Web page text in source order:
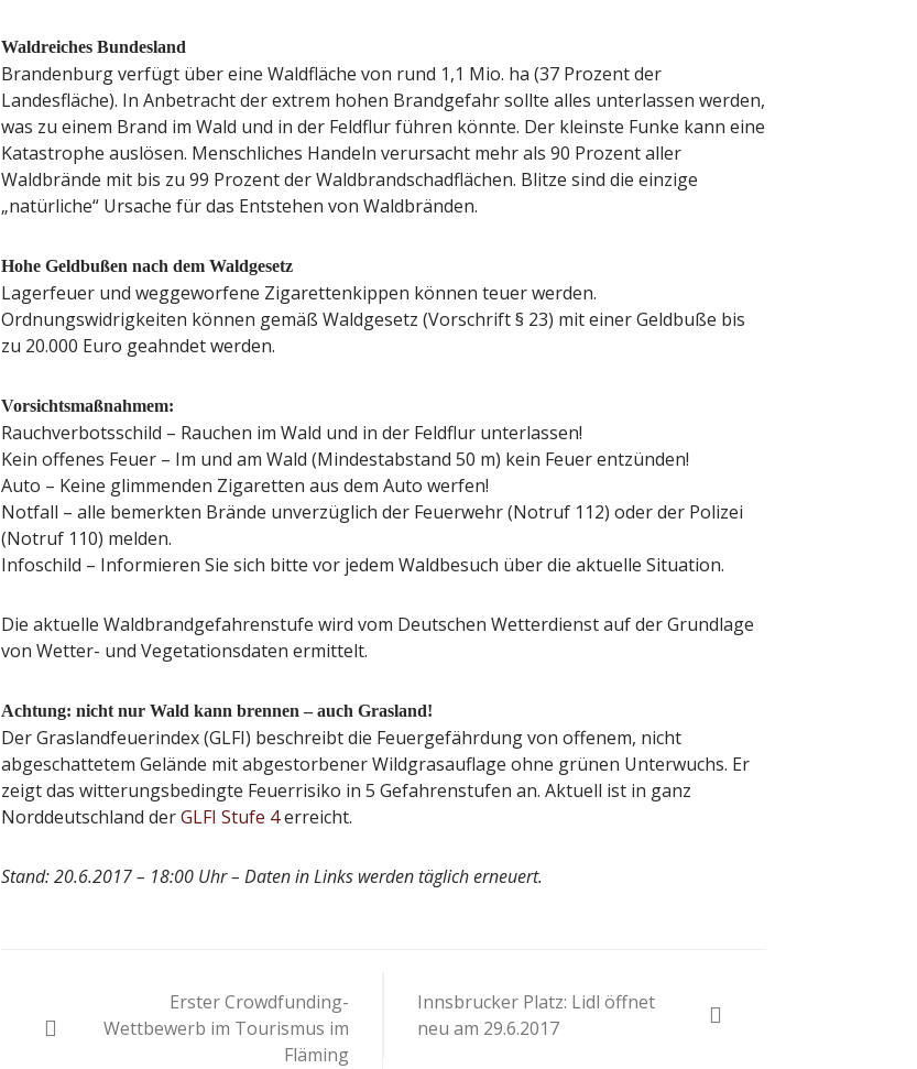
Waldreiches Bundesland
Brandenburg verfügt über eine Waldfläche von rund 1,1 Mio. ha (37 Prozent der
Landesfläche). In Anbetracht der extrem hohen Brandgefahr sollte alles unterlassen werden,
was zu einem Brand im Wald und in der Feldflur führen könnte. Der kleinste Funke kann eine
Katastrophe auslösen. Menschliches Handeln verursacht mehr als 90 Prozent aller
Waldbrände mit bis zu 99 Prozent der Waldbrandschadflächen. Blitze sind die einzige
„natürliche“ Ursache für das Entstehen von Waldbränden.
Hohe Geldbußen nach dem Waldgesetz
Lagerfeuer und weggeworfene Zigarettenkippen können teuer werden.
Ordnungswidrigkeiten können gemäß Waldgesetz (Vorschrift § 23) mit einer Geldbuße bis
zu 20.000 Euro geahndet werden.
Vorsichtsmaßnahmem:
Rauchverbotsschild – Rauchen im Wald und in der Feldflur unterlassen!
Kein offenes Feuer – Im und am Wald (Mindestabstand 50 m) kein Feuer entzünden!
Auto – Keine glimmenden Zigaretten aus dem Auto werfen!
Notfall – alle bemerkten Brände unverzüglich der Feuerwehr (Notruf 112) oder der Polizei
(Notruf 110) melden.
Infoschild – Informieren Sie sich bitte vor jedem Waldbesuch über die aktuelle Situation.
Die aktuelle Waldbrandgefahrenstufe wird vom Deutschen Wetterdienst auf der Grundlage
von Wetter- und Vegetationsdaten ermittelt.
Achtung: nicht nur Wald kann brennen – auch Grasland!
Der Graslandfeuerindex (GLFI) beschreibt die Feuergefährdung von offenem, nicht
abgeschattetem Gelände mit abgestorbener Wildgrasauflage ohne grünen Unterwuchs. Er
zeigt das witterungsbedingte Feuerrisiko in 5 Gefahrenstufen an. Aktuell ist in ganz
Norddeutschland derGLFI Stufe 4erreicht.
Stand: 20.6.2017 – 18:00 Uhr – Daten in Links werden täglich erneuert.
Erster Crowdfunding-
Wettbewerb im Tourismus im
Fläming
Innsbrucker Platz: Lidl öffnet
neu am 29.6.2017